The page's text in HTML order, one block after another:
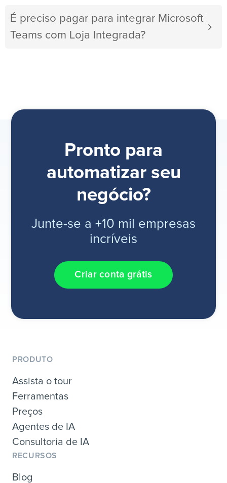
É preciso pagar para integrar Microsoft
Teams com Loja Integrada?
Pronto para
automatizar seu
negócio?
Junte-se a +10 mil empresas
incríveis
Criar conta grátis
PRODUTO
Assista o tour
Ferramentas
Preços
Agentes de IA
Consultoria de IA
RECURSOS
Blog